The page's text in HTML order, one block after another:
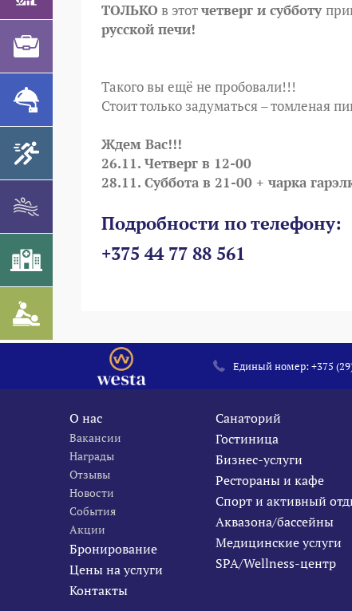
ТОЛЬКО в этотчетверг и субботу
русской печи!
Такого вы ещё не пробовали!!!
Стоит только задуматься – томленая
Ждем Вас!!!
26.11. Четверг в 12-00
28.11. Суббота в 21-00 + чарка
Подробности по телефону:
+375 44 77 88 561
Единый номер:+375
О нас
Вакансии
Награды
Отзывы
Новости
События
Акции
Бронирование
Цены на услуги
Контакты
Санаторий
Гостиница
Бизнес-услуги
Рестораны и кафе
Спорт и активный
Аквазона/бассейны
Медицинские услуги
SPA/Wellness-центр